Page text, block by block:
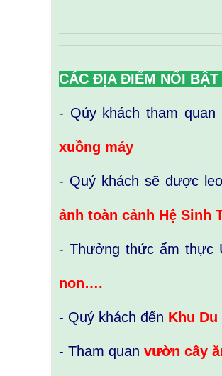
CÁC ĐỊA ĐIỂM NỔI
- Qúy khách tham quan
xuồng máy
- Quý khách sẽ được
ảnh toàn cảnh Hệ Sinh
- Thưởng thức ẩm thực
non….
- Quý khách đến Khu
- Tham quan vườn cây